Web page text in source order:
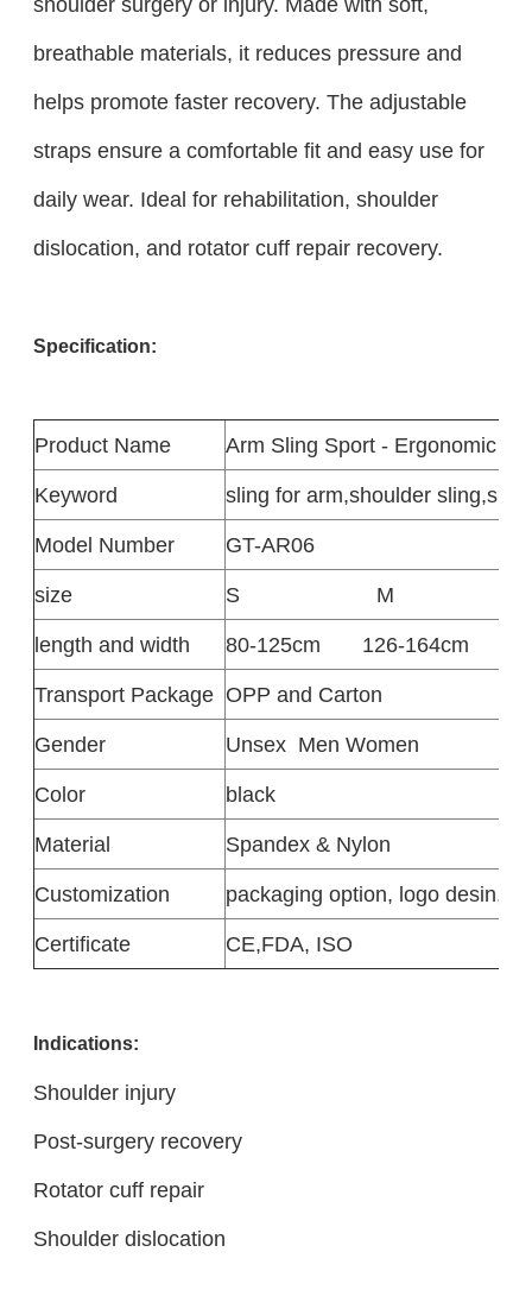
breathable materials, it reduces pressure and
helps promote faster recovery. The adjustable
straps ensure a comfortable fit and easy use for
daily wear. Ideal for rehabilitation, shoulder
dislocation, and rotator cuff repair recovery.
Specification:
Product Name
Arm Sling Sport - Ergonomic
Keyword
sling for arm,shoulder
Model Number
GT-AR06
size
S
M
length and width
80-125cm 126-164cm
Transport Package OPP and Carton
Gender
Unsex Men Women
Color
black
Material
Spandex & Nylon
Customization
packaging option, logo
Certificate
CE,FDA, ISO
Indications:
Shoulder injury
Post-surgery recovery
Rotator cuff repair
Shoulder dislocation